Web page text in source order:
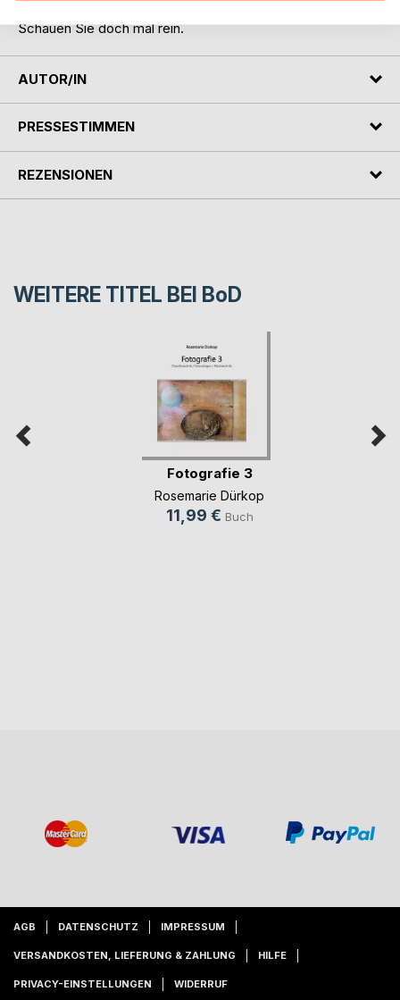
Schauen Sie doch mal rein.
AUTOR/IN
PRESSESTIMMEN
REZENSIONEN
WEITERE TITEL BEI BoD
Fotografie 3
Rosemarie Dürkop
11,99 € Buch
AGB DATENSCHUTZ IMPRESSUM
VERSANDKOSTEN, LIEFERUNG & ZAHLUNG HILFE
PRIVACY-EINSTELLUNGEN WIDERRUF